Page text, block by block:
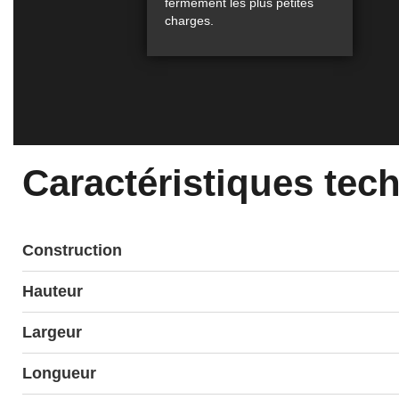
charges.
Caractéristiques
Construction
Hauteur
Largeur
Longueur